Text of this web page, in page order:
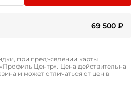
69 500 ₽
при предъявлении карты
Центр». Цена действительна
и может отличаться от цен в